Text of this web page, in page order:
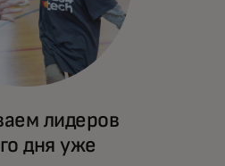
лидеров
дня уже